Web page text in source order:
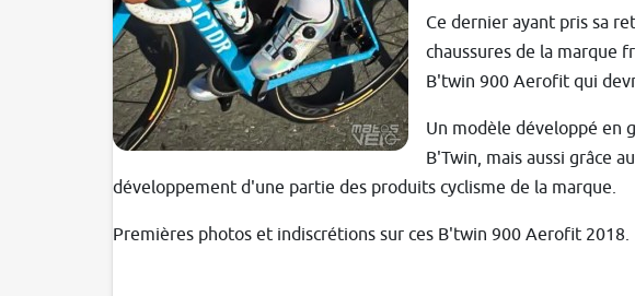
Ce dernier ayant pris sa
chaussures de la marque
B'twin 900 Aerofit qui
Un modèle développé en
B'Twin, mais aussi grâce
développement d'une partie des produits cyclisme de la marque.
Premières photos et indiscrétions sur ces B'twin 900 Aerofit 2018.